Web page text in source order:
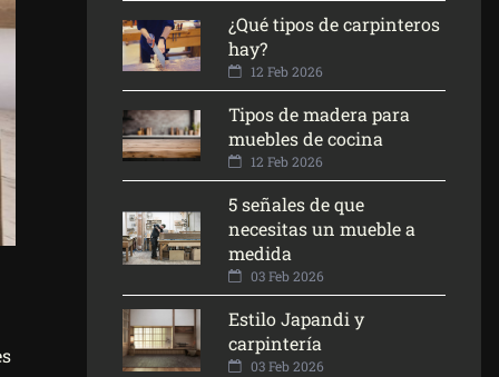
¿Qué tipos de carpinteros
hay?
12 Feb 2026
Tipos de madera para
muebles de cocina
12 Feb 2026
5 señales de que
necesitas un mueble a
medida
03 Feb 2026
Estilo Japandi y
carpintería
03 Feb 2026